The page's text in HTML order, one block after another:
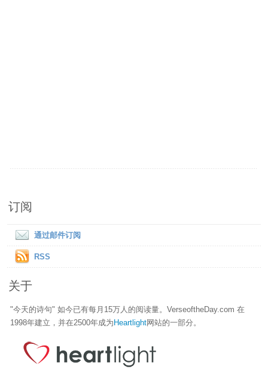
订阅
通过邮件订阅
RSS
关于
"今天的诗句" 如今已有每月15万人的阅读量。VerseoftheDay.com 在
1998年建立，并在2500年成为 Heartlight网站的一部分。